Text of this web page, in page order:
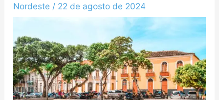
Nordeste/ 22 de agosto de 2024